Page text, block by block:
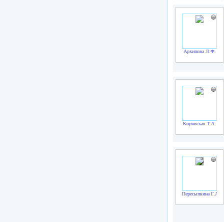
Архипова Л.Ф.
Корявская Т.А.
Пересыпкина Г.А.